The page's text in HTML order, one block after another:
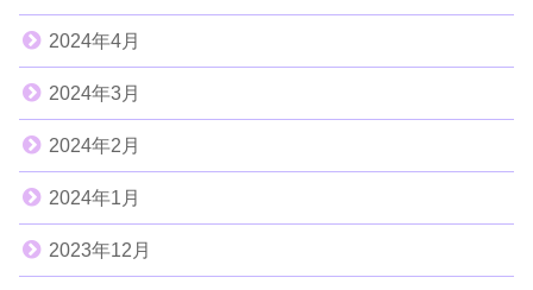
2024年4月
2024年3月
2024年2月
2024年1月
2023年12月